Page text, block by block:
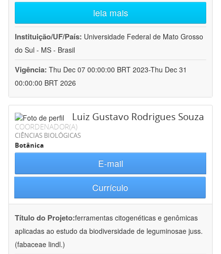
leia mais
Instituição/UF/País: Universidade Federal de Mato Grosso
do Sul - MS - Brasil
Vigência: Thu Dec 07 00:00:00 BRT 2023-Thu Dec 31
00:00:00 BRT 2026
Luiz Gustavo Rodrigues Souza
COORDENADOR(A)
CIÊNCIAS BIOLÓGICAS
Botânica
E-mail
Currículo
Título do Projeto:ferramentas citogenéticas e genômicas
aplicadas ao estudo da biodiversidade de leguminosae juss.
(fabaceae lindl.)